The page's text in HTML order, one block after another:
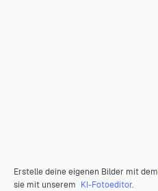
Erstelle deine eigenen Bilder mit dem
sie mit unserem KI-Fotoeditor.